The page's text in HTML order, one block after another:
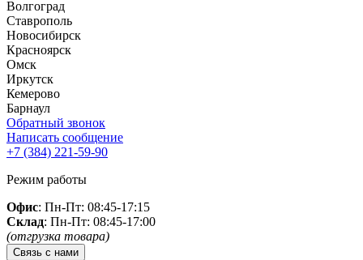
Волгоград
Ставрополь
Новосибирск
Красноярск
Омск
Иркутск
Кемерово
Барнаул
Обратный звонок
Написать сообщение
+7 (384) 221-59-90
Режим работы
Офис: Пн-Пт: 08:45-17:15
Склад: Пн-Пт: 08:45-17:00
(отгрузка товара)
Связь с нами